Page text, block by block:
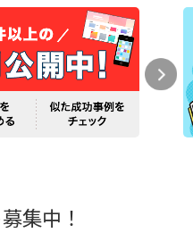
集中！